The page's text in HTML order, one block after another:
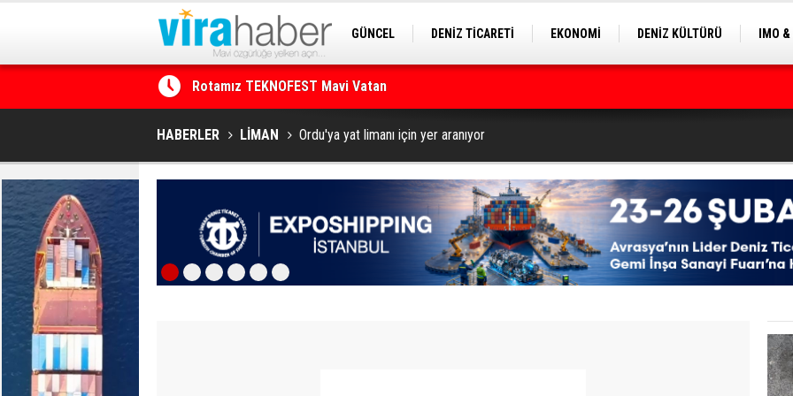
GÜNCEL DENİZ TİCARETİ EKONOMİ DENİZ KÜLTÜRÜ
IMO
Rotamız TEKNOFEST Mavi Vatan
Net Kârını Yüzde 38 Artışla 46.5 Milyon Dolar’a Yükseltti
HABERLER LİMAN Ordu'ya yat limanı için yer aranıyor